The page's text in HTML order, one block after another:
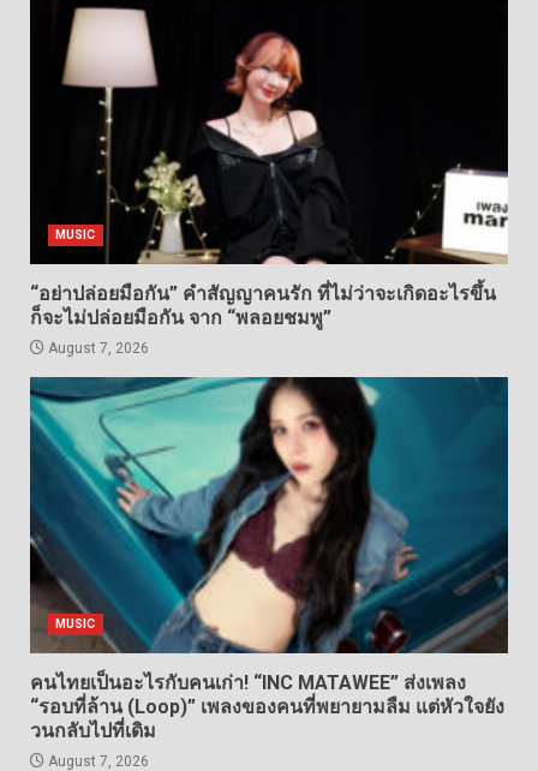
MUSIC
“อย่าปล่อยมือกัน” คำสัญญาคนรัก ที่ไม่ว่าจะเกิดอะไรขึ้น
ก็จะไม่ปล่อยมือกัน จาก “พลอยชมพู”
August 7, 2026
MUSIC
คนไทยเป็นอะไรกับคนเก่า! “INC MATAWEE” ส่งเพลง
“รอบที่ล้าน (Loop)” เพลงของคนที่พยายามลืม แต่หัวใจยัง
วนกลับไปที่เดิม
August 7, 2026